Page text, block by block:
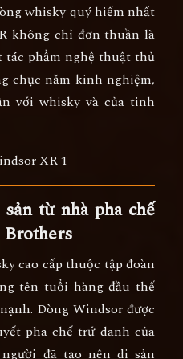
whisky quý hiếm nhất
không chỉ đơn thuần là
tác phẩm nghệ thuật thủ
chục năm kinh nghiệm,
với whisky và của tinh
từ nhà pha chế
cao cấp thuộc tập đoàn
tên tuổi hàng đầu thế
Dòng Windsor được
pha chế trứ danh của
đã tạo nên di sản